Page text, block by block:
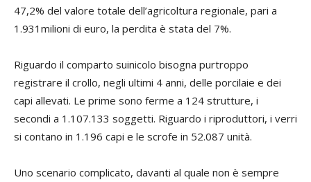
47,2% del valore totale dell’agricoltura regionale, pari a
1.931milioni di euro, la perdita è stata del 7%.
Riguardo il comparto suinicolo bisogna purtroppo
registrare il crollo, negli ultimi 4 anni, delle porcilaie e dei
capi allevati. Le prime sono ferme a 124 strutture, i
secondi a 1.107.133 soggetti. Riguardo i riproduttori, i verri
si contano in 1.196 capi e le scrofe in 52.087 unità.
Uno scenario complicato, davanti al quale non è sempre